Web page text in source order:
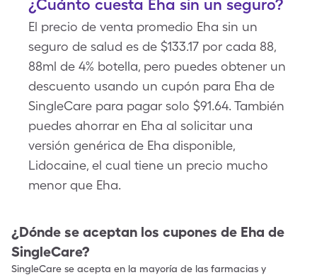
¿Cuánto cuesta Eha sin un seguro?
El precio de venta promedio Eha sin un
seguro de salud es de $133.17 por cada 88,
88ml de 4% botella, pero puedes obtener un
descuento usando un cupón para Eha de
SingleCare para pagar solo $91.64. También
puedes ahorrar en Eha al solicitar una
versión genérica de Eha disponible,
Lidocaine, el cual tiene un precio mucho
menor que Eha.
¿Dónde se aceptan los cupones de Eha de
SingleCare?
SingleCare se acepta en la mayoría de las farmacias y